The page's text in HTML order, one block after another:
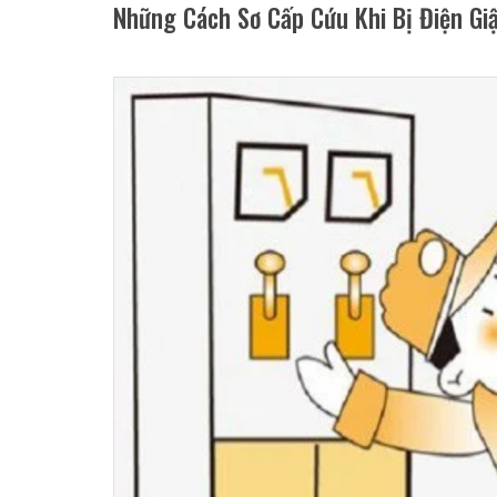
Những Cách Sơ Cấp Cứu Khi Bị Điện